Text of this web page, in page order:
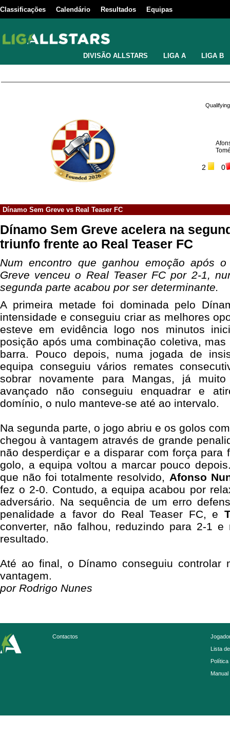
Classificações Calendário Resultados Equipas
DIVISÃO ALLSTARS LIGA A LIGA B
2 0
Dínamo Sem Greve vs Real Teaser FC
Dínamo Sem Greve acelera na
triunfo frente ao Real Teaser FC
Num encontro que ganhou emoção após
Greve venceu o Real Teaser FC por 2-1,
segunda parte acabou por ser determinante.
A primeira metade foi dominada pelo
intensidade e conseguiu criar as melhores
esteve em evidência logo nos minutos
posição após uma combinação coletiva,
barra. Pouco depois, numa jogada de
equipa conseguiu vários remates
sobrar novamente para Mangas, já
avançado não conseguiu enquadrar e
domínio, o nulo manteve-se até ao intervalo.
Na segunda parte, o jogo abriu e os golos
chegou à vantagem através de grande
não desperdiçar e a disparar com força para
golo, a equipa voltou a marcar pouco
que não foi totalmente resolvido, Afonso
fez o 2-0. Contudo, a equipa acabou por
adversário. Na sequência de um erro
penalidade a favor do Real Teaser FC, e
converter, não falhou, reduzindo para 2-1 e
resultado.
Até ao final, o Dínamo conseguiu controlar
vantagem.
por Rodrigo Nunes
Contactos
Lista
Política